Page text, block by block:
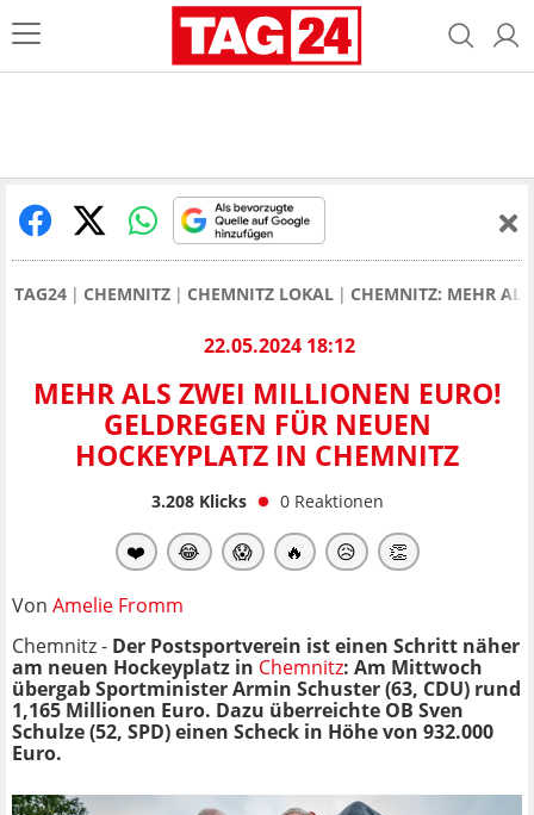
TAG24 CHEMNITZ CHEMNITZ LOKAL CHEMNITZ: MEHR
22.05.2024 18:12
MEHR ALS ZWEI MILLIONEN EURO!
GELDREGEN FÜR NEUEN
HOCKEYPLATZ IN CHEMNITZ
3.208Klicks 0 Reaktionen
❤️ 😂 😱 🔥 😥 👏
Von Amelie Fromm
Chemnitz - Der Postsportverein ist einen Schritt näher
am neuen Hockeyplatz in Chemnitz: Am Mittwoch
übergab Sportminister Armin Schuster (63, CDU) rund
1,165 Millionen Euro. Dazu überreichte OB Sven
Schulze (52, SPD) einen Scheck in Höhe von 932.000
Euro.